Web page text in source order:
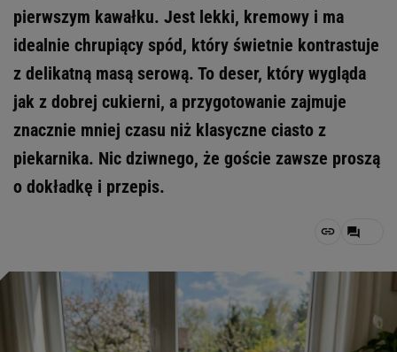
pierwszym kawałku. Jest lekki, kremowy i ma
idealnie chrupiący spód, który świetnie kontrastuje
z delikatną masą serową. To deser, który wygląda
jak z dobrej cukierni, a przygotowanie zajmuje
znacznie mniej czasu niż klasyczne ciasto z
piekarnika. Nic dziwnego, że goście zawsze proszą
o dokładkę i przepis.